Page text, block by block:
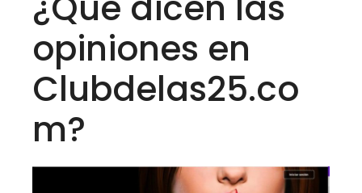
opiniones en
Clubdelas25.co
m?